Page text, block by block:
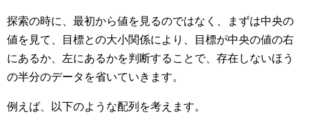
探索の時に、最初から値を見るのではなく、まずは中央の
値を見て、目標との大小関係により、目標が中央の値の右
にあるか、左にあるかを判断することで、存在しないほう
の半分のデータを省いていきます。
例えば、以下のような配列を考えます。